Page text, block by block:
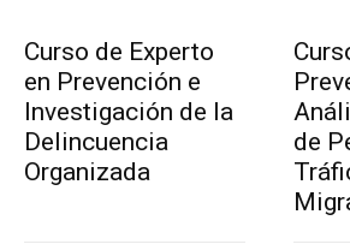
Curso de Experto
en Prevención e
Investigación de la
Delincuencia
Organizada
de